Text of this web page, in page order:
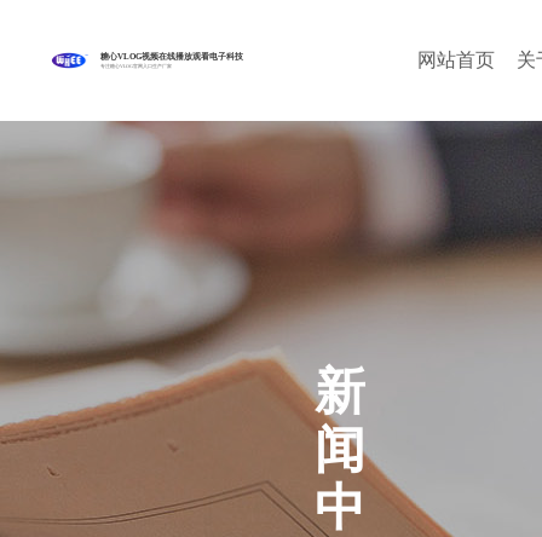
糖心VLOG视频在线播放观看电子科技
专注糖心VLOG官网入口生产厂家 网站首页 关
新
闻
中